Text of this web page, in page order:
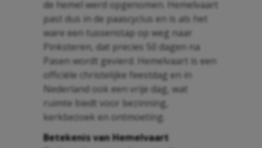
de hemel werd opgenomen. Hemelvaart
past dus in de paascyclus en is als het
ware een tussenstap op weg naar
Pinksteren, dat precies 50 dagen na
Pasen wordt gevierd. Hemelvaart is een
officiële christelijke feestdag en in
Nederland ook een vrije dag, wat
ruimte biedt voor bezinning,
kerkbezoek en ontmoeting.
Betekenis van Hemelvaart